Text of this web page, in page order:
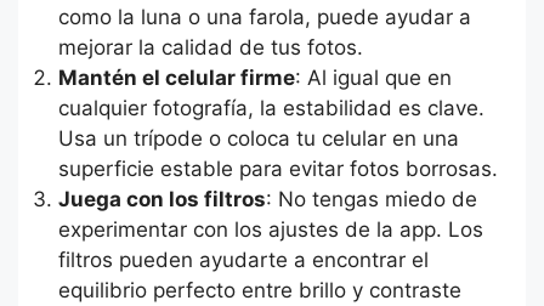
como la luna o una farola, puede ayudar a
mejorar la calidad de tus fotos.
Mantén el celular firme: Al igual que en
cualquier fotografía, la estabilidad es clave.
Usa un trípode o coloca tu celular en una
superficie estable para evitar fotos borrosas.
Juega con los filtros: No tengas miedo de
experimentar con los ajustes de la app. Los
filtros pueden ayudarte a encontrar el
equilibrio perfecto entre brillo y contraste